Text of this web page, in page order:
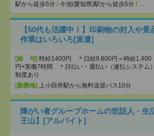
駅から徒歩5分 / 今池(愛知県)駅から徒歩5分 / …
【50代も活躍中！】印刷物の封入や景
作業はいろいろ[派遣]
[給 与] 時給1400円 ＊日給9,800円＝時給1,400
円×実働7時間 ＊日払い・週払い（速払システム）
制度あり
[勤務地] 上小田井駅から無料送迎バス10分
障がい者グループホームの世話人・生
王山】[アルバイト]